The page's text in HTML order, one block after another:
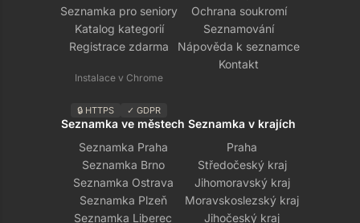
Seznamka pro seniory
Katalog kategorií
Registrace zdarma
Instalace v Chrome
🔒 HTTPS ✓ GDPR
Ochrana soukromí
Seznamování
Nápověda k seznamce
Kontakt
Seznamka ve městech
Seznamka Praha
Seznamka Brno
Seznamka Ostrava
Seznamka Plzeň
Seznamka Liberec
Seznamka v krajích
Praha
Středočeský kraj
Jihomoravský kraj
Moravskoslezský kraj
Jihočeský kraj